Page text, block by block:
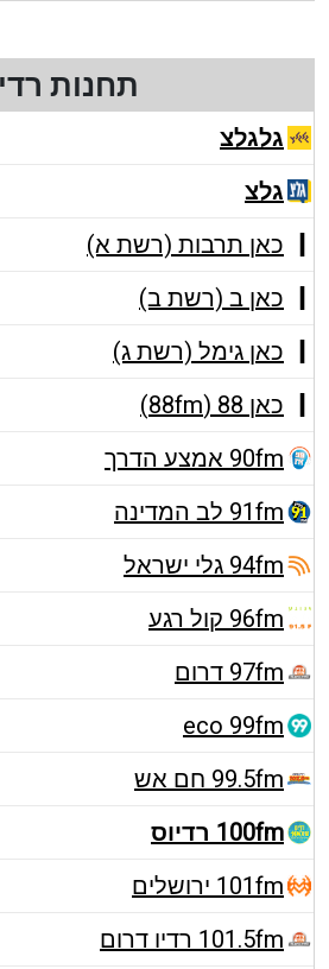
תחנות רדיו
גלגלצ
גלצ
כאן תרבות (רשת א)
כאן ב (רשת ב)
כאן גימל (רשת ג)
כאן 88 (88fm)
90fm אמצע הדרך
91fm לב המדינה
94fm גלי ישראל
96fm קול רגע
97fm דרום
eco 99fm
99.5fm חם אש
100fm רדיוס
101fm ירושלים
101.5fm רדיו דרום